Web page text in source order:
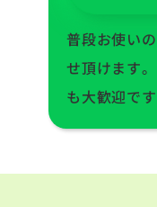
普段お使い
せ頂けます
も大歓迎です